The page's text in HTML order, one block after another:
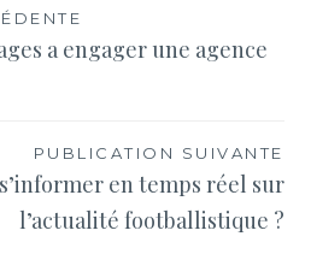
a engager une agence
PUBLICATION SUIVANTE
en temps réel sur
l’actualité footballistique ?